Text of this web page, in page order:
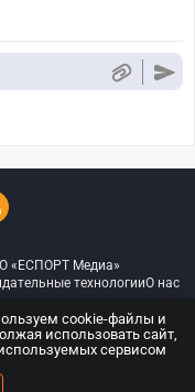
«ЕСПОРТ Медиа»
технологииО нас
защищены
cookie-файлы и
использовать сайт,
сервисом